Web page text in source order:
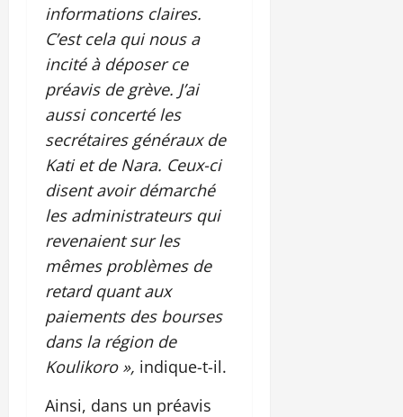
informations claires.
C’est cela qui nous a
incité à déposer ce
préavis de grève. J’ai
aussi concerté les
secrétaires généraux de
Kati et de Nara. Ceux-ci
disent avoir démarché
les administrateurs qui
revenaient sur les
mêmes problèmes de
retard quant aux
paiements des bourses
dans la région de
Koulikoro », indique-t-il.
Ainsi, dans un préavis